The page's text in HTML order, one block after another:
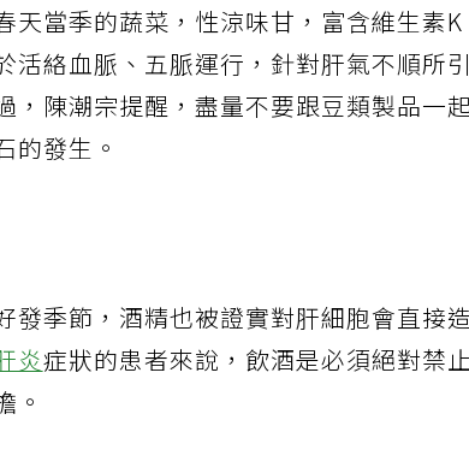
天當季的蔬菜，性涼味甘，富含維生素K
活絡血脈、五脈運行，針對肝氣不順所
，陳潮宗提醒，盡量不要跟豆類製品一
的發生。
發季節，酒精也被證實對肝細胞會直接
炎症狀的患者來說，飲酒是必須絕對禁